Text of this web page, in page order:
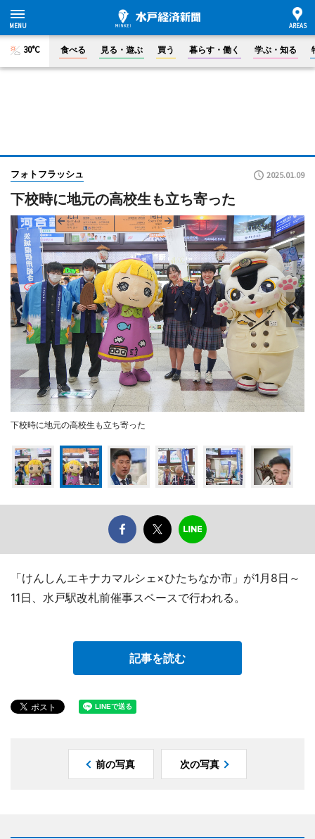
30°C 食べる 見る・遊ぶ 買う 暮らす・働く 学ぶ・知る
フォトフラッシュ 2025.01.09
下校時に地元の高校生も立ち寄った
下校時に地元の高校生も立ち寄った
「けんしんエキナカマルシェ×ひたちなか市」が1月8日～
11日、水戸駅改札前催事スペースで行われる。
記事を読む
前の写真 次の写真